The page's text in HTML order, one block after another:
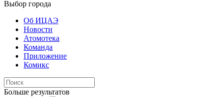
Выбор города
Об ИЦАЭ
Новости
Атомотека
Команда
Приложение
Комикс
Больше результатов